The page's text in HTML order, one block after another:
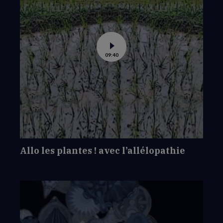
Voir
la
vidéo
de
Allo
les
plantes !
avec
l’allélopathie
09:40
Allo les plantes ! avec l’allélopathie